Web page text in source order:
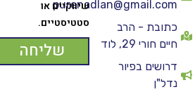
purenadlan@gmail.com
כתובת - הרב
חיים חורי 29, לוד
דרושים בפיור
נדל"ן
שיווקיים או
סטטיסטיים.
שליחה